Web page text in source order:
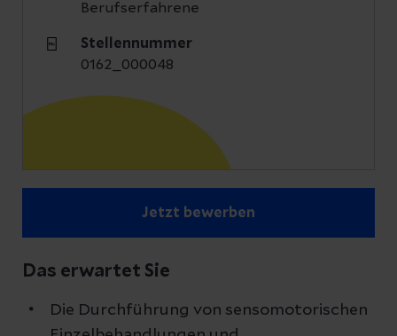
Berufserfahrene
Stellennummer
0162_000048
Jetzt bewerben
Das erwartet Sie
Die Durchführung von sensomotorischen